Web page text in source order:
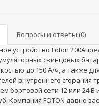
Вопросы и ответы (0)
устройство Foton
свинцовых
до 150 А/ч, а также
внутреннего сгорания
бортовой сети 12 или 24
Компания FOTON давно